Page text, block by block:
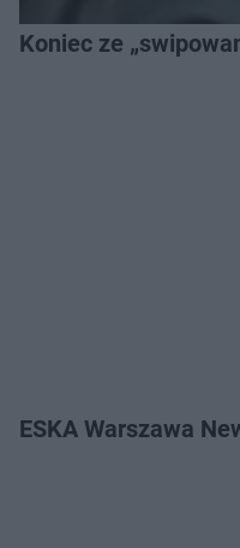
Koniec ze
ESKA Warszawa